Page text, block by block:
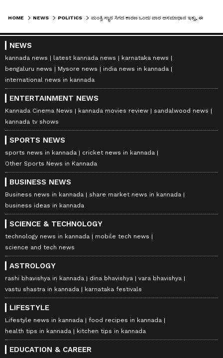
HOME NEWS POLITICS
NEWS
kannada news latest kannada news
karnataka news
bengaluru news
Mysore news
india news in kannada
international news in kannada
ENTERTAINMENT NEWS
Kannada Cinema News kannada movies review
sandalwood news
kannada tv shows
SPORTS NEWS
sports news in kannada
cricket news in kannada
Other Sports News in Kannada
BUSINESS NEWS
Business news in kannada
share market news in kannada
business ideas in kannada
SCIENCE & TECHNOLOGY
technology news in kannada
mobile tech news
science and tech news
ASTROLOGY
rashi bhavishya in kannada dina bhavishya
vara bhavishya
vastu shastra in kannada
karnataka festivals
LIFESTYLE
Lifestyle news in kannada
food recipes in kannada
health tips in kannada
kitchen tips in kannada
EDUCATION & CAREER